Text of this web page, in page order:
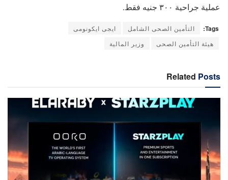
عملية جراحية ٣٠٠ جنيه فقط.
Tags: التأمين الصحى الشامل
ايجى ايكونومى
هيئة التأمين الصحى
وزير المالية
Related Posts